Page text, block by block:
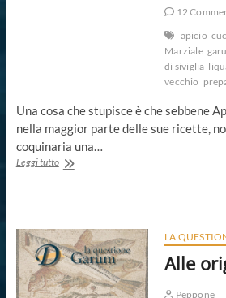
12
apicio
Marziale
di siviglia
vecchio
Una cosa che stupisce è che sebbene
nella maggior parte delle sue ricette,
coquinaria una…
Leggi tuttoLa
LA
Alle
Peppone